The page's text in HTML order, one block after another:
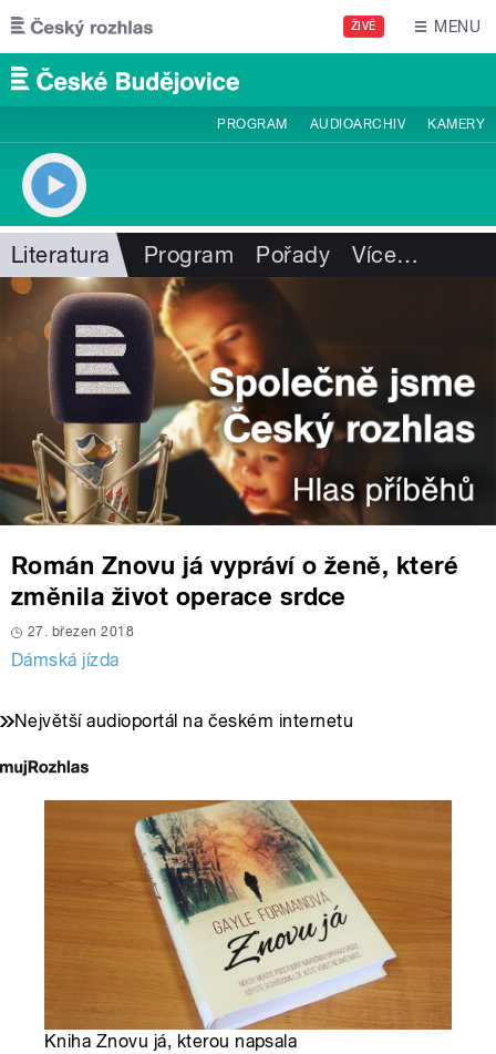
Přejít k hlavnímu obsahu
ŽIVĚ MENU
PROGRAM AUDIOARCHIV KAMERY
Literatura Program Pořady Více…
Román Znovu já vypráví o ženě, které
změnila život operace srdce
27. březen 2018
Dámská jízda
Největší audioportál na českém internetu
Kniha Znovu já, kterou napsala